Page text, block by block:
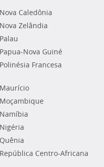
Nova Caledônia
Nova Zelândia
Palau
Papua-Nova Guiné
Polinésia Francesa
Maurício
Moçambique
Namíbia
Nigéria
Quênia
República Centro-Africana